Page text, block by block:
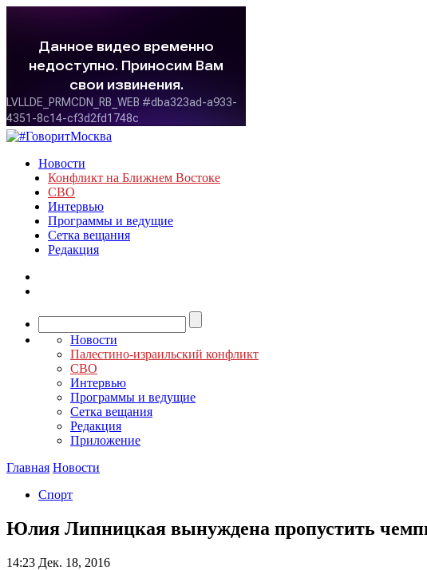
Новости
Конфликт на Ближнем Востоке
СВО
Интервью
Программы и ведущие
Сетка вещания
Редакция
Новости
Палестино-израильский конфликт
СВО
Интервью
Программы и ведущие
Сетка вещания
Редакция
Приложение
Главная Новости
Спорт
Юлия Липницкая вынуждена пропустить
14:23 Дек. 18, 2016